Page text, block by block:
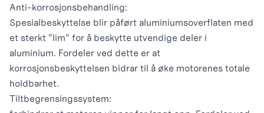
Anti-korrosjonsbehandling:
Spesialbeskyttelse blir påført aluminiumsoverflaten med
et sterkt ”lim” for å beskytte utvendige deler i
aluminium. Fordeler ved dette er at
korrosjonsbeskyttelsen bidrar til å øke motorenes totale
holdbarhet.
Tiltbegrensingssystem: